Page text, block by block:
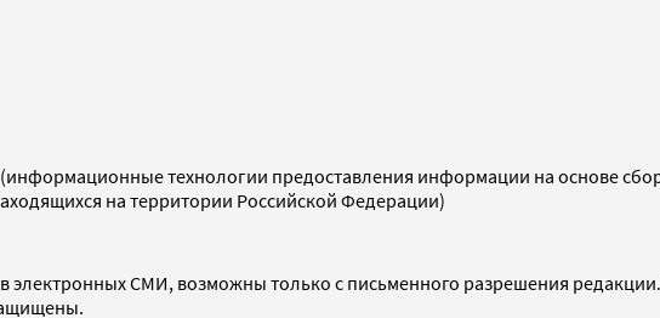
технологии предоставления информации на основе
на территории Российской Федерации)
СМИ, возможны только с письменного разрешения